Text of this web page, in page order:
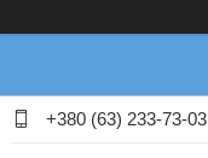
+380 (63) 233-73-03